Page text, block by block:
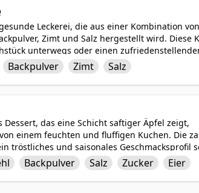
Leckerei, die aus einer Kombination von
Zimt und Salz hergestellt wird. Diese
unterwegs oder einen
verleihen eine zähe Textur, während der
goldenen Perfektion sind diese Kekse eine
jedem gut ankommt.
Backpulver Zimt Salz
das eine Schicht saftiger Äpfel zeigt,
einem feuchten und fluffigen Kuchen. Die
tröstliches und saisonales Geschmacksprofil
Eiern, Vanilleextrakt und Milch, backt in
darunter. Die einzigartige Präsentation dieses
Backen umgedreht, macht ihn zu einem
Backpulver Salz Zucker
Eier